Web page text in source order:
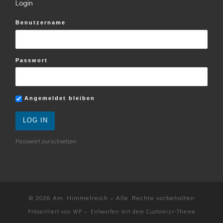
Login
Benutzername
Passwort
Angemeldet bleiben
Passwort zurücksetzen
© 2026 Am Himmelreich – Alle Rechte vorbehalten
Präsentiert von WP – Entworfen mit dem Customizr-Theme